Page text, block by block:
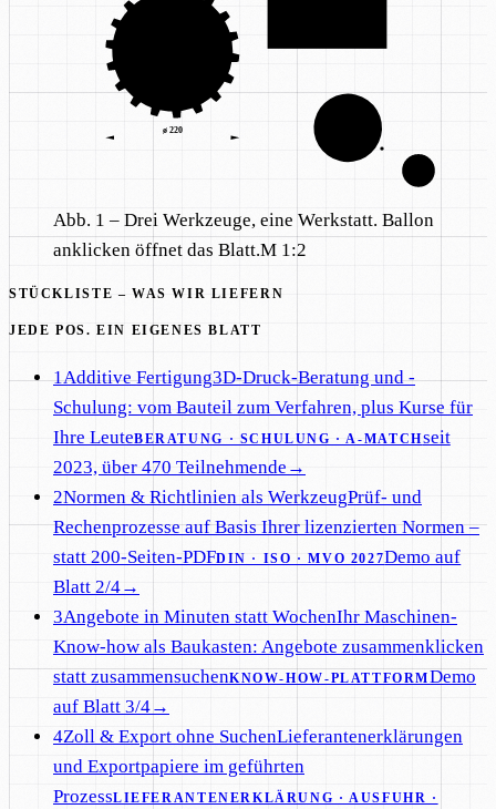
ø 220
Abb. 1 – Drei Werkzeuge, eine Werkstatt. Ballon
anklicken öffnet das Blatt.M 1:2
STÜCKLISTE – WAS WIR LIEFERN
JEDE POS. EIN EIGENES BLATT
1Additive Fertigung3D-Druck-Beratung und -
Schulung: vom Bauteil zum Verfahren, plus Kurse für
Ihre Leute BERATUNG · SCHULUNG · A-MATCH seit
2023, über 470 Teilnehmende →
2Normen & Richtlinien als WerkzeugPrüf- und
Rechenprozesse auf Basis Ihrer lizenzierten Normen –
statt 200-Seiten-PDF DIN · ISO · MVO 2027Demo auf
Blatt 2/4→
3Angebote in Minuten statt WochenIhr Maschinen-
Know-how als Baukasten: Angebote zusammenklicken
statt zusammensuchen KNOW-HOW-PLATTFORM Demo
auf Blatt 3/4→
4Zoll & Export ohne SuchenLieferantenerklärungen
und Exportpapiere im geführten
Prozess LIEFERANTENERKLÄRUNG · AUSFUHR ·